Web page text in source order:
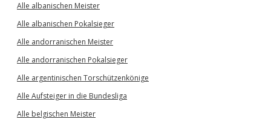
Alle albanischen Meister
Alle albanischen Pokalsieger
Alle andorranischen Meister
Alle andorranischen Pokalsieger
Alle argentinischen Torschützenkönige
Alle Aufsteiger in die Bundesliga
Alle belgischen Meister